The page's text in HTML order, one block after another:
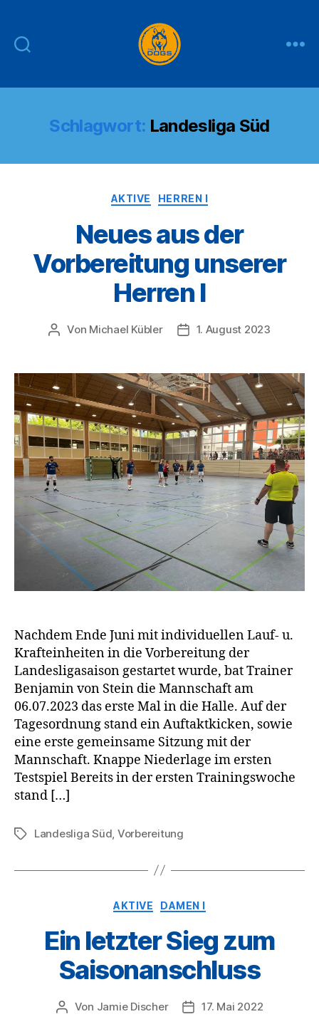
DOGS
Schlagwort: Landesliga Süd
Kategorien
AKTIVE HERREN I
Neues aus der
Vorbereitung unserer
Herren I
Beitragsautor
Von Michael Kübler Veröffentlichungsdatum
1. August 2023
Nachdem Ende Juni mit individuellen Lauf- u.
Krafteinheiten in die Vorbereitung der
Landesligasaison gestartet wurde, bat Trainer
Benjamin von Stein die Mannschaft am
06.07.2023 das erste Mal in die Halle. Auf der
Tagesordnung stand ein Auftaktkicken, sowie
eine erste gemeinsame Sitzung mit der
Mannschaft. Knappe Niederlage im ersten
Testspiel Bereits in der ersten Trainingswoche
stand […]
Schlagwörter
Landesliga Süd Vorbereitung
Kategorien
AKTIVE DAMEN I
Ein letzter Sieg zum
Saisonanschluss
Beitragsautor
Von Jamie Discher Veröffentlichungsdatum
17. Mai 2022